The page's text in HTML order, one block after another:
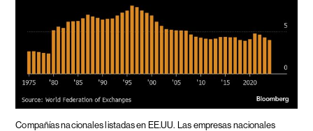
Compañías nacionales listadas en EE.UU. Las empresas nacionales